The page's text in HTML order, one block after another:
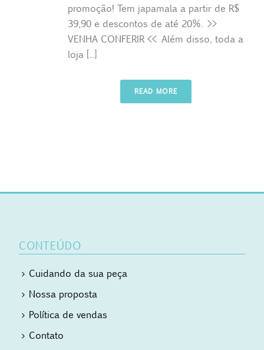
promoção! Tem japamala a partir de R$
39,90 e descontos de até 20%. >>
VENHA CONFERIR << Além disso, toda a
loja [...]
READ MORE
CONTEÚDO
Cuidando da sua peça
Nossa proposta
Política de vendas
Contato